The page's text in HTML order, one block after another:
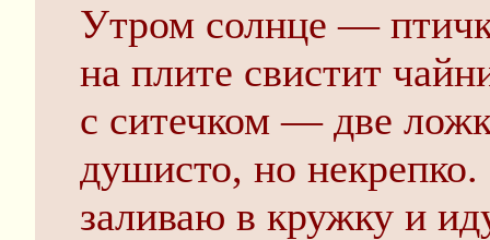
Утром солнце —
на плите свистит
с ситечком — две
душисто, но
заливаю в кружку и